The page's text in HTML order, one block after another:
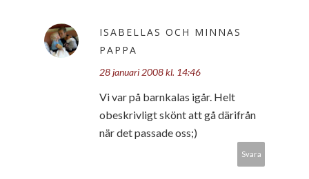
ISABELLAS OCH MINNAS
PAPPA
28 januari 2008 kl. 14:46
Vi var på barnkalas igår. Helt
obeskrivligt skönt att gå därifrån
när det passade oss;)
Svara